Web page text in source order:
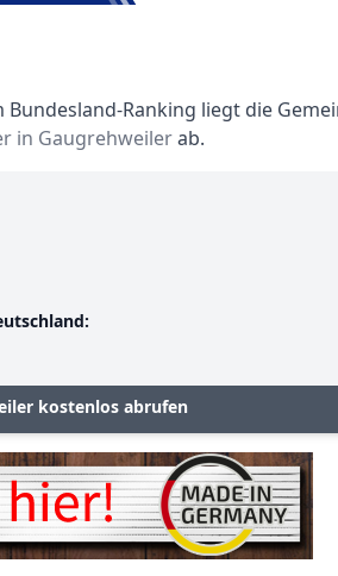
Ranking liegt die
in Gaugrehweilerab.
kostenlos abrufen